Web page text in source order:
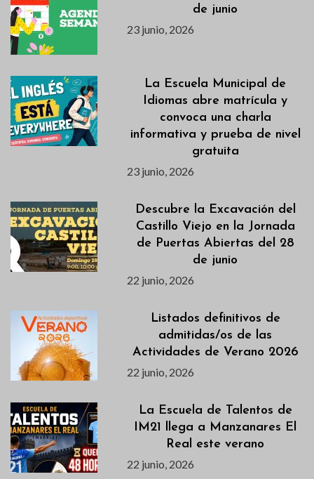
de junio
23 junio, 2026
La Escuela Municipal de
Idiomas abre matrícula y
convoca una charla
informativa y prueba de nivel
gratuita
23 junio, 2026
Descubre la Excavación del
Castillo Viejo en la Jornada
de Puertas Abiertas del 28
de junio
22 junio, 2026
Listados definitivos de
admitidas/os de las
Actividades de Verano 2026
22 junio, 2026
La Escuela de Talentos de
IM21 llega a Manzanares El
Real este verano
22 junio, 2026